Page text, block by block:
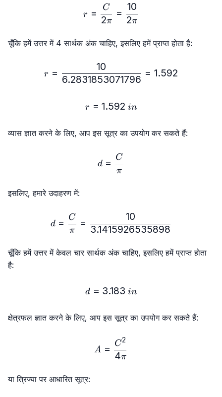
r = \frac{C}{2π} =
r =
2π
C =
2π
10
चूँकि हमें उत्तर में 4 सार्थक अंक चाहिए, इसलिए हमें प्राप्त होता है:
r =
r =
6.2831853071796
10
= 1.592
r = 1.592\ in
r = 1.592 in
व्यास ज्ञात करने के लिए, आप इस सूत्र का उपयोग कर सकते हैं:
d = \frac{C}{π}
d =
π
C
इसलिए, हमारे उदाहरण में:
d = \frac{C}{π} =
d =
π
C =
3.1415926535898
10
चूँकि हमें उत्तर में केवल चार सार्थक अंक चाहिए, इसलिए हमें प्राप्त होता
है:
d = 3.183\ in
d = 3.183 in
क्षेत्रफल ज्ञात करने के लिए, आप इस सूत्र का उपयोग कर सकते हैं:
A = \frac{C²}{4π}
A =
4π
C2
या त्रिज्या पर आधारित सूत्र: